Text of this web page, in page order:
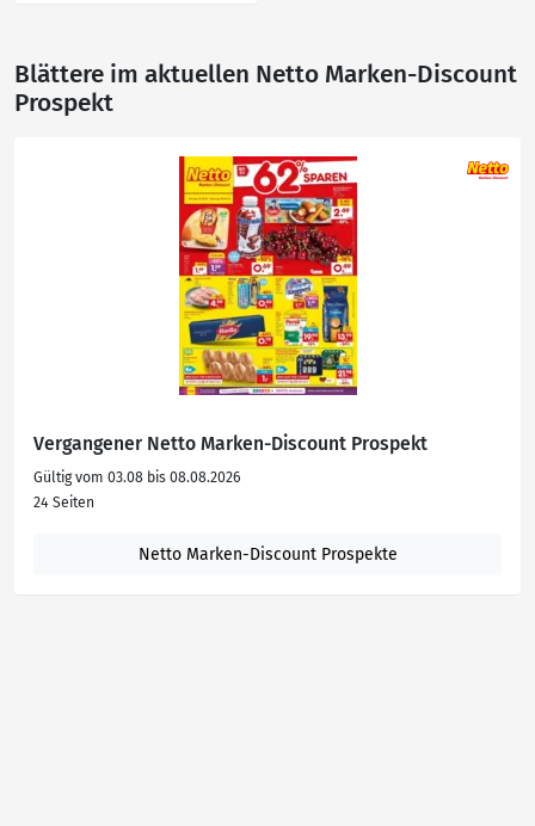
Blättere im aktuellen Netto Marken-Discount
Prospekt
Vergangener Netto Marken-Discount Prospekt
Gültig vom 03.08 bis 08.08.2026
24 Seiten
Netto Marken-Discount Prospekte